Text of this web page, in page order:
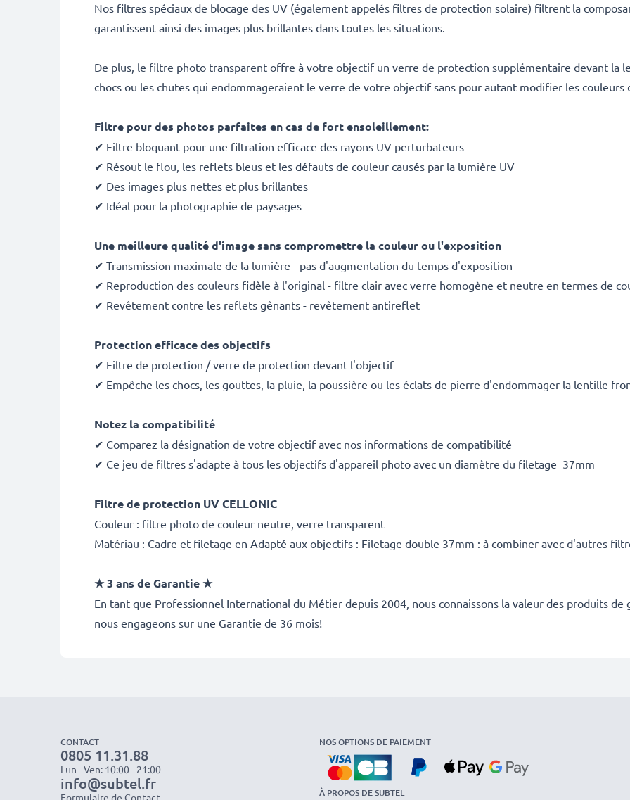
Nos filtres spéciaux de blocage des UV (également appelés filtres de protection solaire) filtrent la
garantissent ainsi des images plus brillantes dans toutes les situations.
De plus, le filtre photo transparent offre à votre objectif un verre de protection supplémentaire devant la
chocs ou les chutes qui endommageraient le verre de votre objectif sans pour autant modifier les couleurs
Filtre pour des photos parfaites en cas de fort ensoleillement:
✔ Filtre bloquant pour une filtration efficace des rayons UV perturbateurs
✔ Résout le flou, les reflets bleus et les défauts de couleur causés par la lumière UV
✔ Des images plus nettes et plus brillantes
✔ Idéal pour la photographie de paysages
Une meilleure qualité d'image sans compromettre la couleur ou l'exposition
✔ Transmission maximale de la lumière - pas d'augmentation du temps d'exposition
✔ Reproduction des couleurs fidèle à l'original - filtre clair avec verre homogène et neutre en termes de
✔ Revêtement contre les reflets gênants - revêtement antireflet
Protection efficace des objectifs
✔ Filtre de protection / verre de protection devant l'objectif
✔ Empêche les chocs, les gouttes, la pluie, la poussière ou les éclats de pierre d'endommager la lentille
Notez la compatibilité
✔ Comparez la désignation de votre objectif avec nos informations de compatibilité
✔ Ce jeu de filtres s'adapte à tous les objectifs d'appareil photo avec un diamètre du filetage 37mm
Filtre de protection UV CELLONIC
Couleur : filtre photo de couleur neutre, verre transparent
Matériau : Cadre et filetage en Adapté aux objectifs : Filetage double 37mm : à combiner avec d'autres
★ 3 ans de Garantie ★
En tant que Professionnel International du Métier depuis 2004, nous connaissons la valeur des produits
nous engageons sur une Garantie de 36 mois!
CONTACT
0805 11.31.88
Lun - Ven: 10:00 - 21:00
info@subtel.fr
Formulaire de Contact
NOS OPTIONS DE PAIEMENT
À PROPOS DE SUBTEL